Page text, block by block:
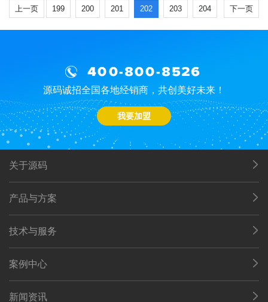
上一页 199 200 201 202 203 204 下一页
400-800-8526
源码诚招全国各地经销商，共创美好未来！
我要加盟
关于源码
产品与方案
技术与服务
案例中心
新闻资讯